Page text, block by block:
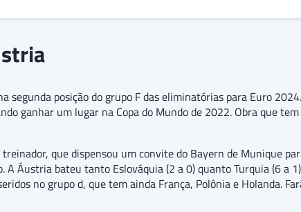
posição do grupo F das eliminatórias para Euro
ganhar um lugar na Copa do Mundo de 2022. Obra que
que dispensou um convite do Bayern de Munique
Áustria bateu tanto Eslováquia (2 a 0) quanto Turquia (6 a
no grupo d, que tem ainda França, Polônia e Holanda.